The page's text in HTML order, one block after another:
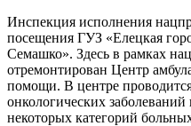
Инспекция исполнения
посещения ГУЗ «Елецкая
Семашко». Здесь в рамках
отремонтирован Центр
помощи. В центре
онкологических
некоторых категорий